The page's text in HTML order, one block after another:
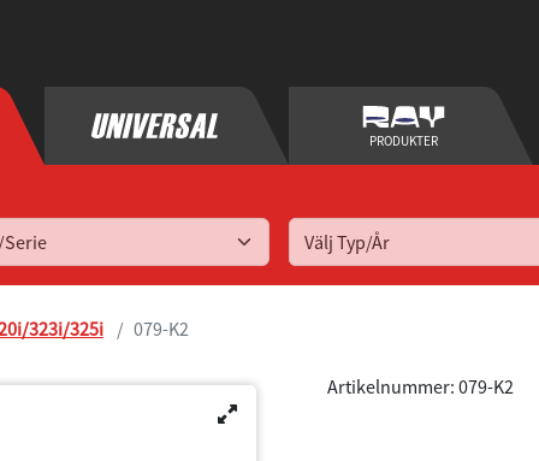
PRODUKTER
Välj Typ/År
323i/325i 079-K2
Artikelnummer: 079-K2